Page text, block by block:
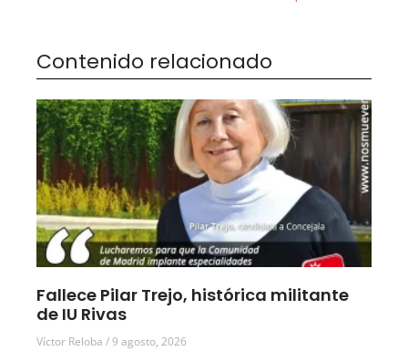
Contenido relacionado
Fallece Pilar Trejo, histórica militante
de IU Rivas
Víctor Reloba 9 agosto, 2026